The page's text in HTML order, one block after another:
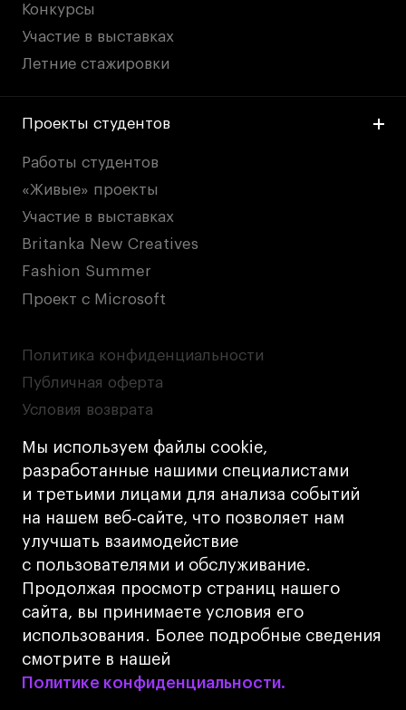
Мы используем файлы cookie,
разработанные нашими специалистами
и третьими лицами для анализа событий
на нашем веб‑сайте, что позволяет нам
улучшать взаимодействие
с пользователями и обслуживание.
Продолжая просмотр страниц нашего
сайта, вы принимаете условия его
использования. Более подробные сведения
смотрите в нашей
Политике конфиденциальности.
Политике конфиденциальности.
Конкурсы
Участие в выставках
Летние стажировки
Проекты студентов
Работы студентов
«Живые» проекты
Участие в выставках
Britanka New Creatives
Fashion Summer
Проект с Microsoft
© 2026 БВШД
Политика конфиденциальности
Публичная оферта
Условия возврата
Кредит на образование с господдержкой
Лицензия на осуществление образовательной
деятельности АНО ВО «Универсальный
Университет»
Карта сайта
Дизайн
Разработка